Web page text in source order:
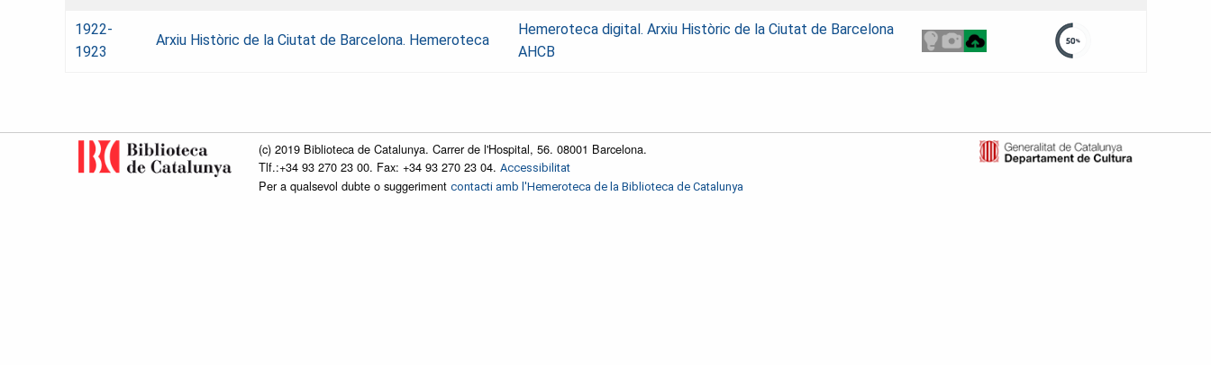
1922-
1923
Arxiu Històric de la Ciutat de Barcelona. Hemeroteca
Hemeroteca digital. Arxiu Històric de la Ciutat de Barcelona
AHCB
(c) 2019 Biblioteca de Catalunya. Carrer de l'Hospital, 56. 08001 Barcelona.
Tlf.:+34 93 270 23 00. Fax: +34 93 270 23 04. Accessibilitat
Per a qualsevol dubte o suggeriment contacti amb l'Hemeroteca de la Biblioteca de Catalunya